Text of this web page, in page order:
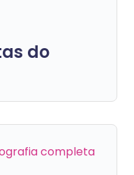
do
completa